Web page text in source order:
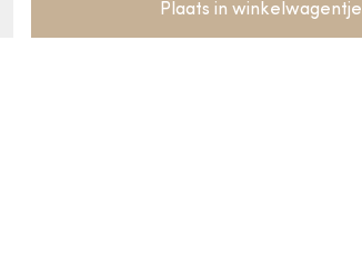
Plaats in winkelwagentje